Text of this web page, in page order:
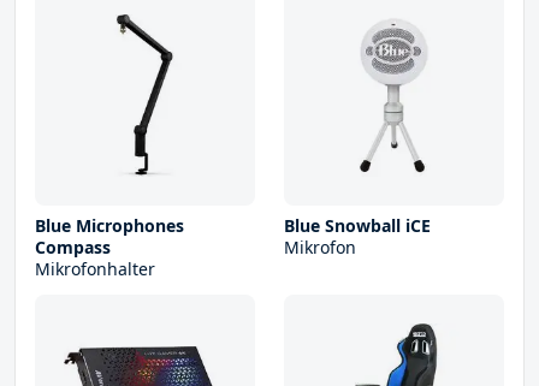
Blue Microphones
Compass
Mikrofonhalter
Blue Snowball iCE
Mikrofon